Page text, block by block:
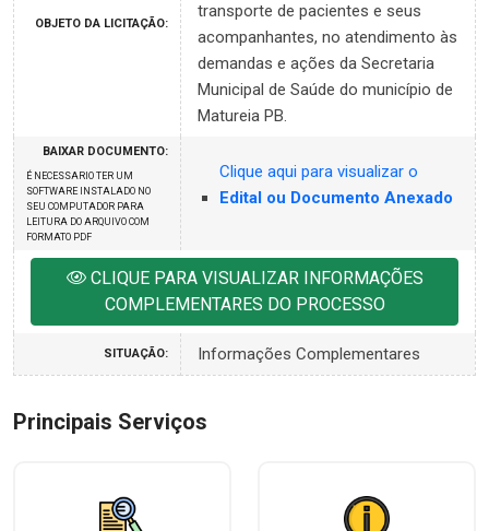
OBJETO DA LICITAÇÃO:
transporte de pacientes e seus
acompanhantes, no atendimento às
demandas e ações da Secretaria
Municipal de Saúde do município de
Matureia PB.
BAIXAR DOCUMENTO:
É NECESSARIO TER UM
SOFTWARE INSTALADO NO
SEU COMPUTADOR PARA
LEITURA DO ARQUIVO COM
FORMATO PDF
Clique aqui para visualizar o
Edital ou Documento Anexado
CLIQUE PARA VISUALIZAR INFORMAÇÕES
COMPLEMENTARES DO PROCESSO
SITUAÇÃO: Informações Complementares
Principais Serviços